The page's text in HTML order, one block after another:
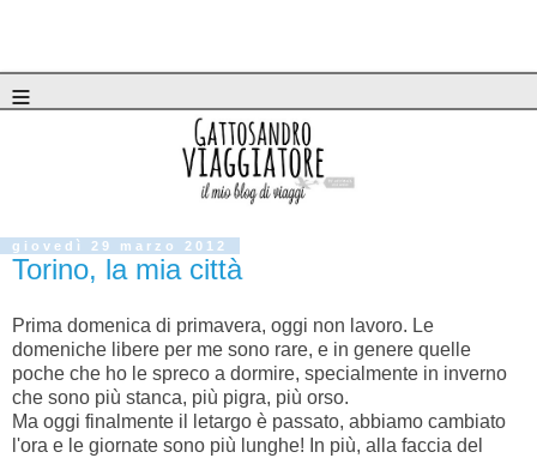
≡
giovedì 29 marzo 2012
Torino, la mia città
Prima domenica di primavera, oggi non lavoro. Le
domeniche libere per me sono rare, e in genere quelle
poche che ho le spreco a dormire, specialmente in inverno
che sono più stanca, più pigra, più orso.
Ma oggi finalmente il letargo è passato, abbiamo cambiato
l'ora e le giornate sono più lunghe! In più, alla faccia del